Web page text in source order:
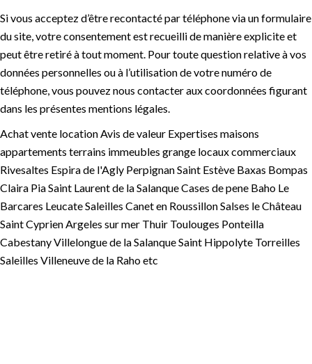
Si vous acceptez d’être recontacté par téléphone via un formulaire
du site, votre consentement est recueilli de manière explicite et
peut être retiré à tout moment. Pour toute question relative à vos
données personnelles ou à l’utilisation de votre numéro de
téléphone, vous pouvez nous contacter aux coordonnées figurant
dans les présentes mentions légales.
Achat vente location Avis de valeur Expertises maisons
appartements terrains immeubles grange locaux commerciaux
Rivesaltes Espira de l'Agly Perpignan Saint Estève Baxas Bompas
Claira Pia Saint Laurent de la Salanque Cases de pene Baho Le
Barcares Leucate Saleilles Canet en Roussillon Salses le Château
Saint Cyprien Argeles sur mer Thuir Toulouges Ponteilla
Cabestany Villelongue de la Salanque Saint Hippolyte Torreilles
Saleilles Villeneuve de la Raho etc